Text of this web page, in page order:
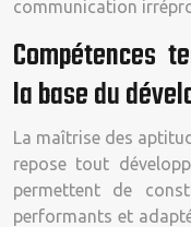
communication
Compétences
la base du
La maîtrise des
repose tout
permettent de
performants et